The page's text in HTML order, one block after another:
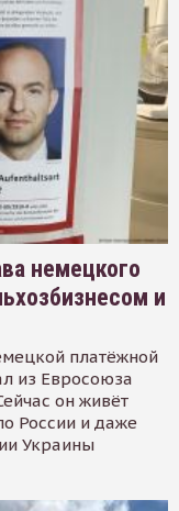
немецкого
и
платёжной
из Евросоюза
он живёт
России и даже
Украины